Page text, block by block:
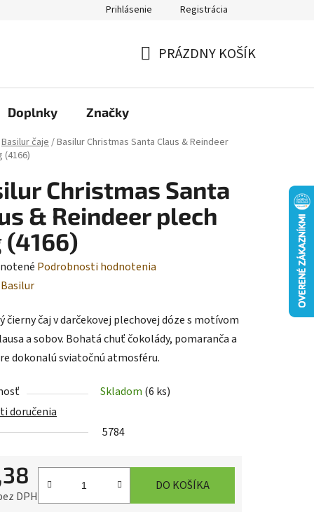
Prihlásenie Registrácia
PRÁZDNY KOŠÍK
Doplnky Značky
Basilur čaje/Basilur Christmas Santa Claus & Reindeer
(4166)
Christmas Santa
& Reindeer plech
(4166)
Podrobnosti hodnotenia
Basilur
čierny čaj v darčekovej plechovej dóze s motívom
a sobov. Bohatá chuť čokolády, pomaranča a
dokonalú sviatočnú atmosféru.
Skladom (6 ks)
doručenia
5784
DPH
DO KOŠÍKA